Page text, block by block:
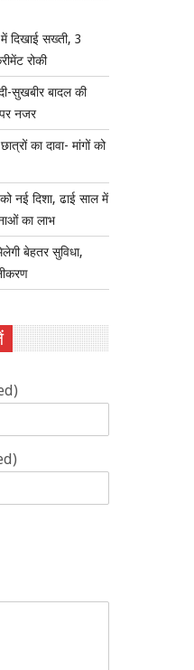
दिखाई सख्ती, 3
रोकी
सुखबीर बादल की
नजर
का दावा- मांगों को
नई दिशा, ढाई साल में
का लाभ
बेहतर सुविधा,